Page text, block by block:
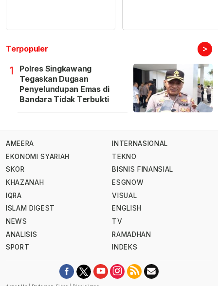
Terpopuler >
1
Polres Singkawang
Tegaskan Dugaan
Penyelundupan Emas di
Bandara Tidak Terbukti
AMEERA
EKONOMI SYARIAH
SKOR
KHAZANAH
IQRA
ISLAM DIGEST
NEWS
ANALISIS
SPORT
INTERNASIONAL
TEKNO
BISNIS FINANSIAL
ESGNOW
VISUAL
ENGLISH
TV
RAMADHAN
INDEKS